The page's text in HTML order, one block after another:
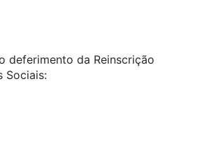
deferimento da Reinscrição
Sociais: